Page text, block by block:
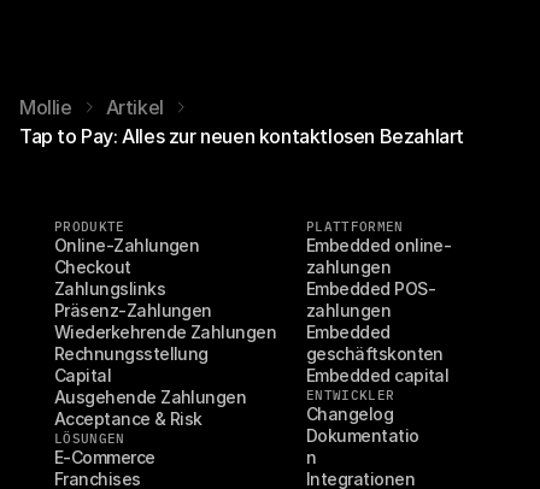
Mollie
Artikel
Tap to Pay: Alles zur neuen kontaktlosen Bezahlart
PRODUKTE
Online-Zahlungen
Checkout
Zahlungslinks
Präsenz-Zahlungen
Wiederkehrende Zahlungen
Rechnungsstellung
Capital
Ausgehende Zahlungen
Acceptance & Risk
LÖSUNGEN
E-Commerce
Franchises
PLATTFORMEN
Embedded online-
zahlungen
Embedded POS-
zahlungen
Embedded
geschäftskonten
Embedded capital
ENTWICKLER
Changelog
Dokumentatio
n
Integrationen